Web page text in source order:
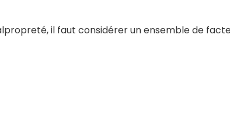
il faut considérer un ensemble de